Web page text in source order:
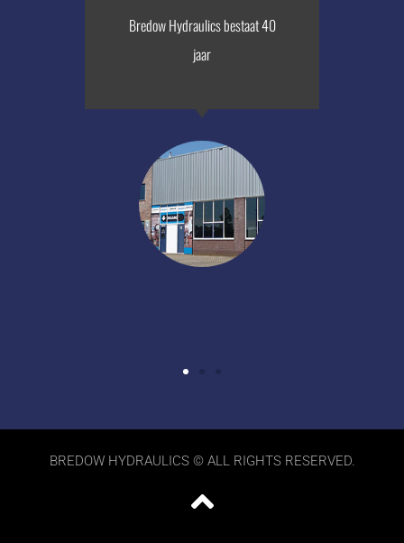
Bredow Hydraulics bestaat 40
jaar
BREDOW HYDRAULICS © ALL RIGHTS RESERVED.